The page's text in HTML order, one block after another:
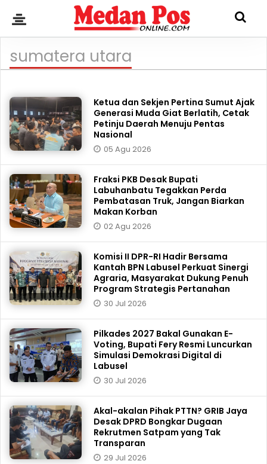
sumatera utara
Ketua dan Sekjen Pertina Sumut Ajak
Generasi Muda Giat Berlatih, Cetak
Petinju Daerah Menuju Pentas
Nasional
05 Agu 2026
Fraksi PKB Desak Bupati
Labuhanbatu Tegakkan Perda
Pembatasan Truk, Jangan Biarkan
Makan Korban
02 Agu 2026
Komisi II DPR-RI Hadir Bersama
Kantah BPN Labusel Perkuat Sinergi
Agraria, Masyarakat Dukung Penuh
Program Strategis Pertanahan
30 Jul 2026
Pilkades 2027 Bakal Gunakan E-
Voting, Bupati Fery Resmi Luncurkan
Simulasi Demokrasi Digital di
Labusel
30 Jul 2026
Akal-akalan Pihak PTTN? GRIB Jaya
Desak DPRD Bongkar Dugaan
Rekrutmen Satpam yang Tak
Transparan
29 Jul 2026